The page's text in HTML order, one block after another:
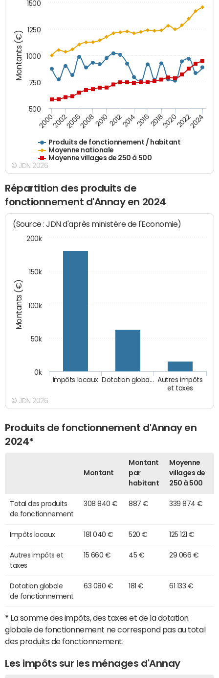
Montants (€)
Produits de fonctionnement / habitant
Moyenne nationale
Moyenne villages de 250 à 500
200020022006200820102012201420162018202020222024
500
750
1000
1250
1500
© JDN 2026
Répartition des produits de
fonctionnement d'Annay en 2024
Montants (€)
(Source : JDN d'après ministère de l'Economie)
Autres impôts
et taxes
Dotation globa…
Impôts locaux
0k
50k
100k
150k
200k
© JDN 2026
Produits de fonctionnement d'Annay en
2024*
Montant
Montant
par
habitant
Moyenne
villages de
250 à 500
Total des produits
de fonctionnement
308 840 € 887 € 339 874 €
Impôts locaux 181 040 € 520 € 125 121 €
Autres impôts et
taxes
15 660 € 45 € 29 066 €
Dotation globale
de fonctionnement
63 080 € 181 € 61 133 €
* La somme des impôts, des taxes et de la dotation
globale de fonctionnement ne correspond pas au total
des produits de fonctionnement.
Les impôts sur les ménages d'Annay